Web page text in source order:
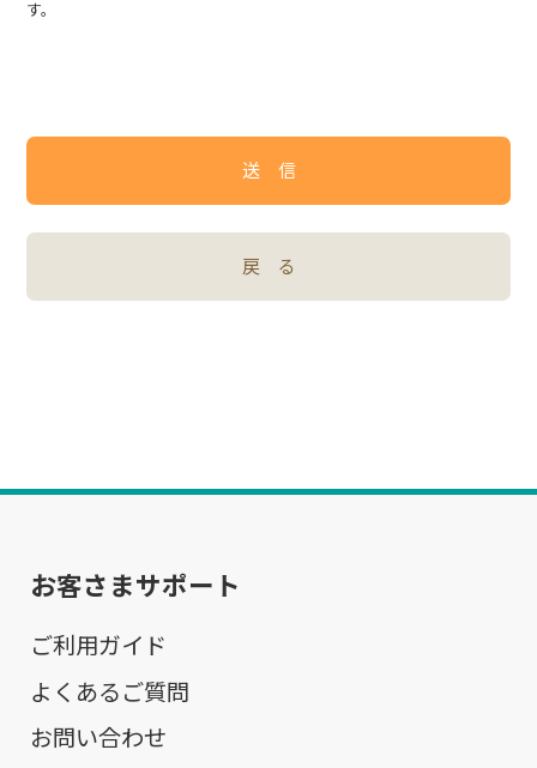
す。
送 信
戻 る
お客さまサポート
ご利用ガイド
よくあるご質問
お問い合わせ